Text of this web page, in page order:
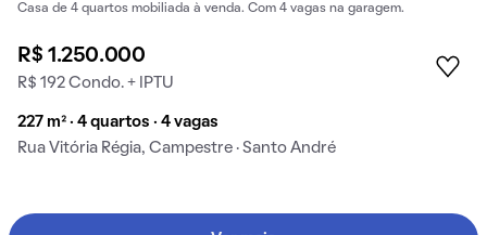
Casa de 4 quartos mobiliada à venda. Com 4 vagas na garagem.
R$ 1.250.000
R$ 192 Condo. + IPTU
227 m² · 4 quartos · 4 vagas
Rua Vitória Régia, Campestre · Santo André